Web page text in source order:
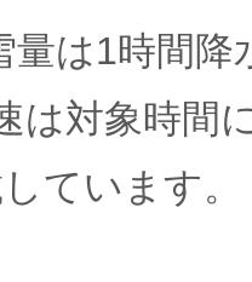
は1時間降
は対象時間
ています。